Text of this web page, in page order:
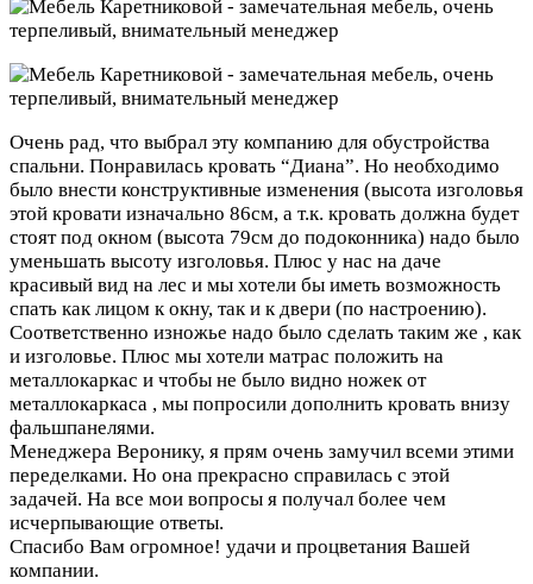
Очень рад, что выбрал эту компанию для обустройства
спальни. Понравилась кровать “Диана”. Но необходимо
было внести конструктивные изменения (высота изголовья
этой кровати изначально 86см, а т.к. кровать должна будет
стоят под окном (высота 79см до подоконника) надо было
уменьшать высоту изголовья. Плюс у нас на даче
красивый вид на лес и мы хотели бы иметь возможность
спать как лицом к окну, так и к двери (по настроению).
Соответственно изножье надо было сделать таким же , как
и изголовье. Плюс мы хотели матрас положить на
металлокаркас и чтобы не было видно ножек от
металлокаркаса , мы попросили дополнить кровать внизу
фальшпанелями.
Менеджера Веронику, я прям очень замучил всеми этими
переделками. Но она прекрасно справилась с этой
задачей. На все мои вопросы я получал более чем
исчерпывающие ответы.
Спасибо Вам огромное! удачи и процветания Вашей
компании.